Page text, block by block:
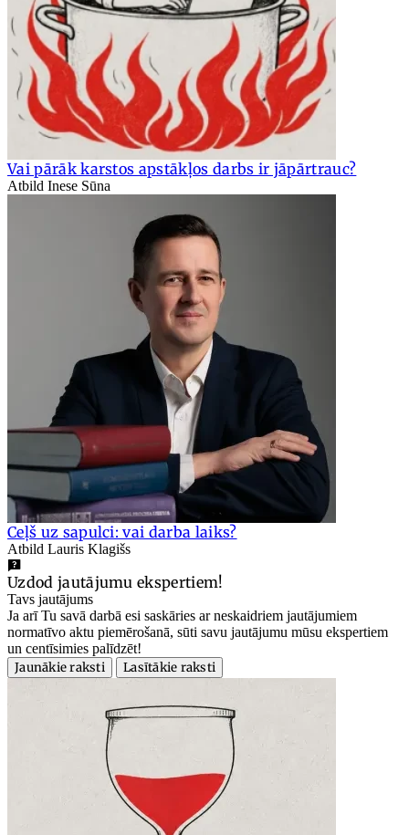
Vai pārāk karstos apstākļos darbs ir jāpārtrauc?
Atbild Inese Sūna
Ceļš uz sapulci: vai darba laiks?
Atbild Lauris Klagišs
Uzdod jautājumu ekspertiem!
Tavs jautājums
Ja arī Tu savā darbā esi saskāries ar neskaidriem jautājumiem
normatīvo aktu piemērošanā, sūti savu jautājumu mūsu ekspertiem
un centīsimies palīdzēt!
Jaunākie raksti
Lasītākie raksti